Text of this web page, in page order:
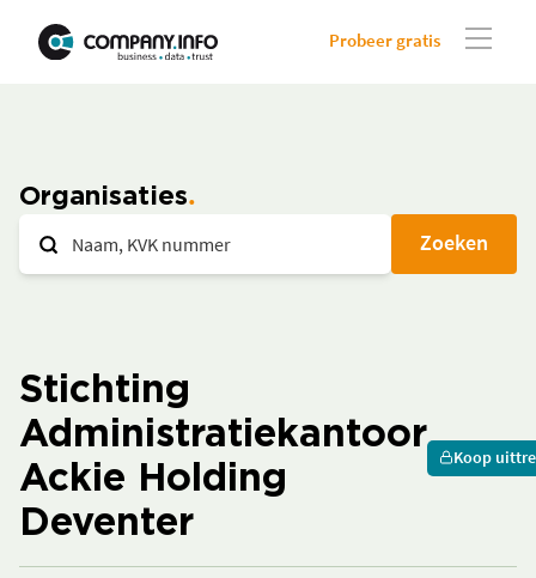
Probeer gratis
Organisaties
Zoeken
Stichting
Administratiekantoor
Ackie Holding
Deventer
Koop